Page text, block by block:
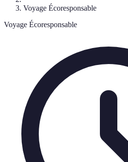
Voyage Écoresponsable
Voyage Écoresponsable